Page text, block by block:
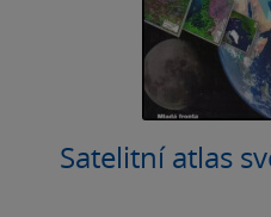
Satelitní atlas